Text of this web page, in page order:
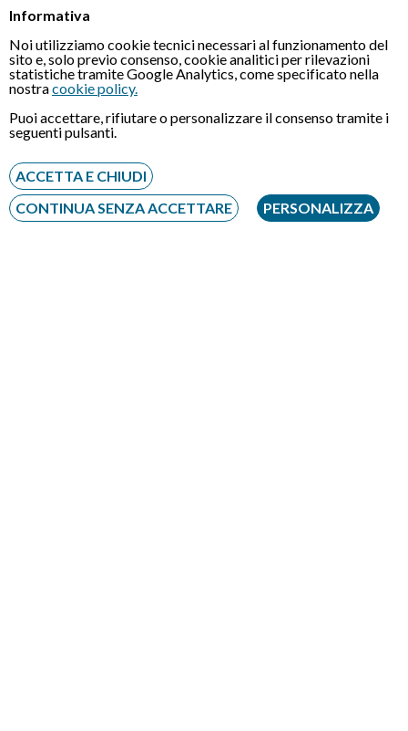
Informativa
Noi utilizziamo cookie tecnici necessari al funzionamento del
sito e, solo previo consenso, cookie analitici per rilevazioni
statistiche tramite Google Analytics, come specificato nella
nostracookie policy.
Puoi accettare, rifiutare o personalizzare il consenso tramite i
seguenti pulsanti.
ACCETTA E CHIUDI
CONTINUA SENZA ACCETTARE
PERSONALIZZA
mutuo potrebbe avvenire in tre tranche. A tal proposito, va
definito il tempo che dovrà trascorrere tra una tranche e l'altra.
Inoltre, è altrettanto importante comprendere quando è
prevista l'erogazione dell'ultima tranche. In questo caso le
opzioni sono due:
Al completamento dei lavori;
Al completamento delle pratiche di abitabilità e